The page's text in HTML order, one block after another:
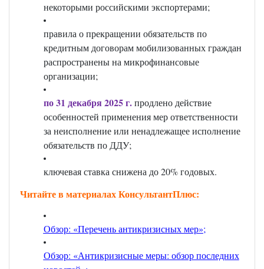
некоторыми российскими экспортерами;
правила о прекращении обязательств по
кредитным договорам мобилизованных граждан
распространены на микрофинансовые
организации;
по 31 декабря 2025 г.продлено действие
особенностей применения мер ответственности
за неисполнение или ненадлежащее исполнение
обязательств по ДДУ;
ключевая ставка снижена до 20% годовых.
Читайте в материалах КонсультантПлюс:
Обзор: «Перечень антикризисных мер»;
Обзор: «Антикризисные меры: обзор последних